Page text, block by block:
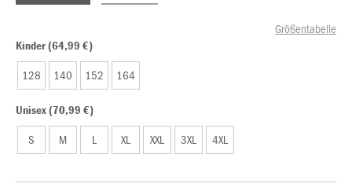
Größentabelle
Kinder (64,99 €)
128 140 152 164
Unisex (70,99 €)
S M L XL XXL 3XL 4XL